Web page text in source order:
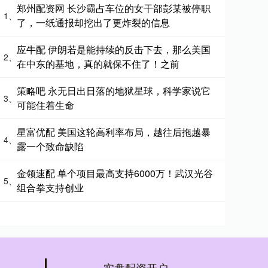
1、
郑州配资网 长沙霸占车位的女干部彭某被停职
了，一纸通报却挖出了更炸裂的信息
2、
应牛配 伊朗若是能持续的反击下去，那么美国
在中东的基地，真的就保不住了！之前
3、
策略吧 永无日出日落的地狱星球，科学家说它
可能住着生命
4、
星富优配 美国这轮高利率布局，越往后拖越暴
露一个致命缺陷
5、
金领速配 单个项目最高支持6000万！武汉光谷
组合拳支持创业